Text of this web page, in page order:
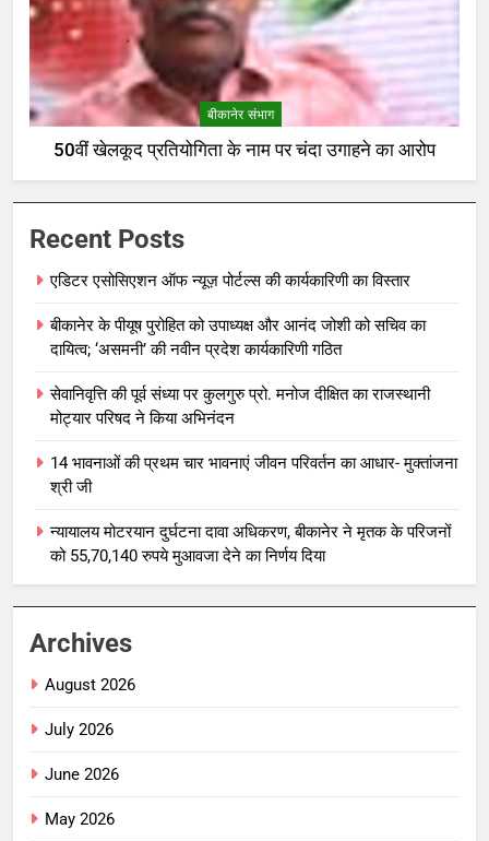
बीकानेर संभाग
50वीं खेलकूद प्रतियोगिता के नाम पर चंदा उगाहने का आरोप
Recent Posts
एडिटर एसोसिएशन ऑफ न्यूज़ पोर्टल्स की कार्यकारिणी का विस्तार
बीकानेर के पीयूष पुरोहित को उपाध्यक्ष और आनंद जोशी को सचिव का
दायित्व; ‘असमनी’ की नवीन प्रदेश कार्यकारिणी गठित
सेवानिवृत्ति की पूर्व संध्या पर कुलगुरु प्रो. मनोज दीक्षित का राजस्थानी
मोट्यार परिषद ने किया अभिनंदन
14 भावनाओं की प्रथम चार भावनाएं जीवन परिवर्तन का आधार- मुक्तांजना
श्री जी
न्यायालय मोटरयान दुर्घटना दावा अधिकरण, बीकानेर ने मृतक के परिजनों
को 55,70,140 रुपये मुआवजा देने का निर्णय दिया
Archives
August 2026
July 2026
June 2026
May 2026